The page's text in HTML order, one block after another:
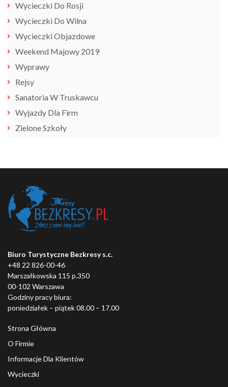
Wycieczki Do Rosji
Wycieczki Do Wilna
Wycieczki Objazdowe
Weekend Majowy 2019
Wyprawy
Rejsy
Sanatoria W Truskawcu
Wyjazdy Dla Firm
Zielone Szkoły
Biuro Turystyczne Bezkresy s.c.
+48 22 826-00-46
Marszałkowska 115 p.350
00-102 Warszawa
Godziny pracy biura:
poniedziałek – piątek 08.00 – 17.00
Strona Główna
O Firmie
Informacje Dla Klientów
Wycieczki